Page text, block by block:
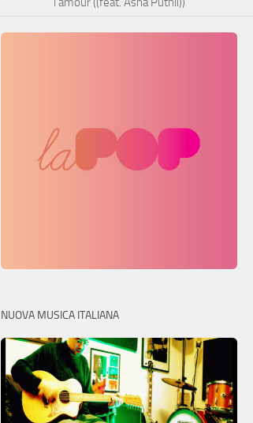
NUOVA MUSICA ITALIANA